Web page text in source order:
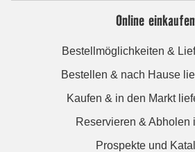
Online einkaufen
Bestellmöglichkeiten &
Bestellen & nach Hause
Kaufen & in den Markt
Reservieren & Abholen
Prospekte und